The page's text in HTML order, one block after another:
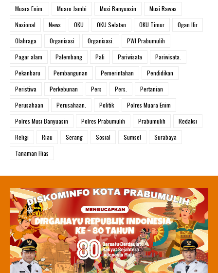
Muara Enim.
Muaro Jambi Musi Banyuasin
Musi Rawas
Nasional
News OKU OKU Selatan OKU Timur
Ogan Ilir
Olahraga
Organisasi Organisasi.
PWI Prabumulih
Pagar alam
Palembang Pali Pariwisata
Pariwisata.
Pekanbaru
Pembangunan Pemerintahan
Pendidikan
Peristiwa
Perkebunan Pers Pers.
Pertanian
Perusahaan
Perusahaan. Politik
Polres Muara Enim
Polres Musi Banyuasin
Polres Prabumulih Prabumulih
Redaksi
Religi
Riau Serang Sosial Sumsel
Surabaya
Tanaman Hias